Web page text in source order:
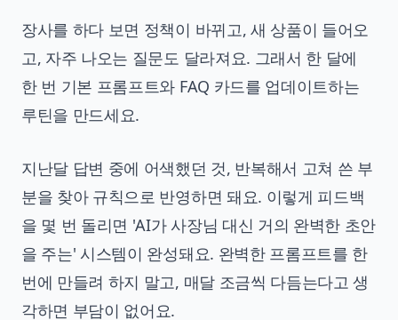
장사를 하다 보면 정책이 바뀌고, 새 상품이 들어오
고, 자주 나오는 질문도 달라져요. 그래서 한 달에
한 번 기본 프롬프트와 FAQ 카드를 업데이트하는
루틴을 만드세요.
지난달 답변 중에 어색했던 것, 반복해서 고쳐 쓴 부
분을 찾아 규칙으로 반영하면 돼요. 이렇게 피드백
을 몇 번 돌리면 'AI가 사장님 대신 거의 완벽한 초안
을 주는' 시스템이 완성돼요. 완벽한 프롬프트를 한
번에 만들려 하지 말고, 매달 조금씩 다듬는다고 생
각하면 부담이 없어요.